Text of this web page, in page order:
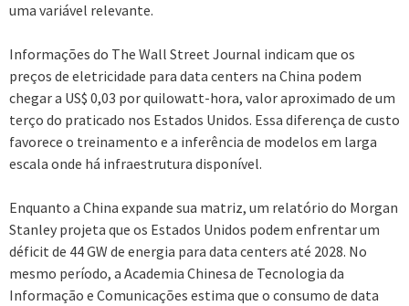
uma variável relevante.
Informações do The Wall Street Journal indicam que os
preços de eletricidade para data centers na China podem
chegar a US$ 0,03 por quilowatt-hora, valor aproximado de um
terço do praticado nos Estados Unidos. Essa diferença de custo
favorece o treinamento e a inferência de modelos em larga
escala onde há infraestrutura disponível.
Enquanto a China expande sua matriz, um relatório do Morgan
Stanley projeta que os Estados Unidos podem enfrentar um
déficit de 44 GW de energia para data centers até 2028. No
mesmo período, a Academia Chinesa de Tecnologia da
Informação e Comunicações estima que o consumo de data